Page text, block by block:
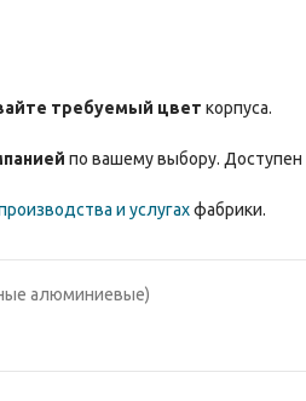
требуемый цвет корпуса.
по вашему выбору. Доступен
и услугахфабрики.
алюминиевые)